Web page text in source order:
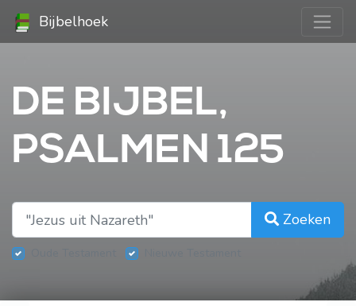
Bijbelhoek
DE BIJBEL,
PSALMEN 125
Zoeken